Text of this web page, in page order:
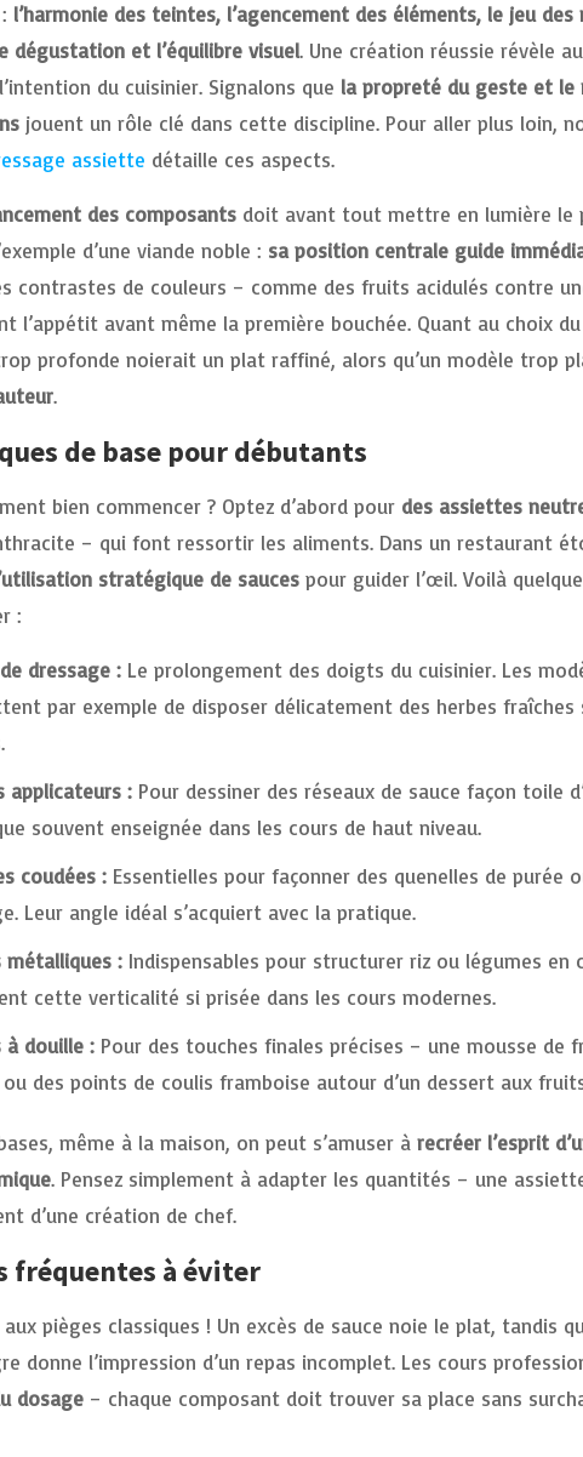
l’harmonie des teintes, l’agencement des éléments, le jeu
dégustation et l’équilibre visuel. Une création réussie révèle
du cuisinier. Signalons que la propreté du geste et le
jouent un rôle clé dans cette discipline. Pour aller plus loin,
assiette détaille ces aspects.
des composants doit avant tout mettre en lumière le
d’une viande noble : sa position centrale guide
contrastes de couleurs – comme des fruits acidulés contre
l’appétit avant même la première bouchée. Quant au choix
profonde noierait un plat raffiné, alors qu’un modèle trop
.
de base pour débutants
bien commencer ? Optez d’abord pour des assiettes
– qui font ressortir les aliments. Dans un restaurant
stratégique de sauces pour guider l’œil. Voilà
:
dressage : Le prolongement des doigts du cuisinier. Les
par exemple de disposer délicatement des herbes fraîches
applicateurs : Pour dessiner des réseaux de sauce façon toile
souvent enseignée dans les cours de haut niveau.
coudées : Essentielles pour façonner des quenelles de purée
Leur angle idéal s’acquiert avec la pratique.
métalliques : Indispensables pour structurer riz ou légumes en
cette verticalité si prisée dans les cours modernes.
à douille : Pour des touches finales précises – une mousse de
des points de coulis framboise autour d’un dessert aux
même à la maison, on peut s’amuser à recréer l’esprit
. Pensez simplement à adapter les quantités – une
d’une création de chef.
fréquentes à éviter
pièges classiques ! Un excès de sauce noie le plat, tandis
donne l’impression d’un repas incomplet. Les cours
dosage – chaque composant doit trouver sa place sans